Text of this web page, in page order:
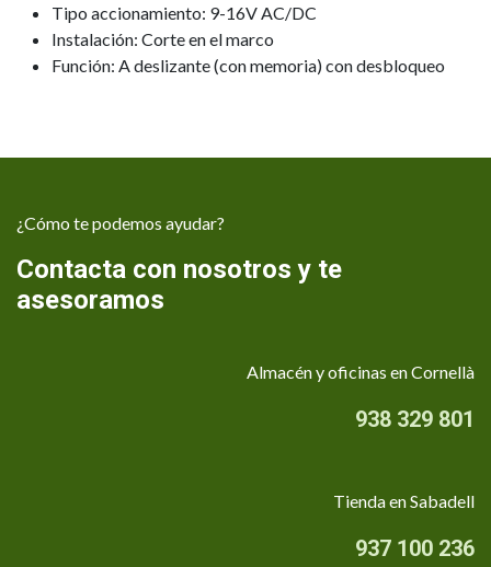
Tipo accionamiento: 9-16V AC/DC
Instalación: Corte en el marco
Función: A deslizante (con memoria) con desbloqueo
¿Cómo te podemos ayudar?
Contacta con nosotros y te
asesoramos
Almacén y oficinas en Cornellà
938 329 801
Tienda en Sabadell
937 100 236